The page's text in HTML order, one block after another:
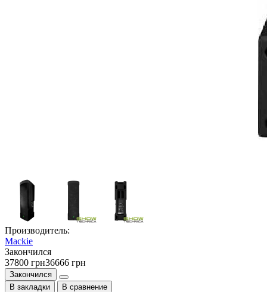
Производитель:
Mackie
Закончился
37800 грн36666 грн
Закончился
В закладки
В сравнение